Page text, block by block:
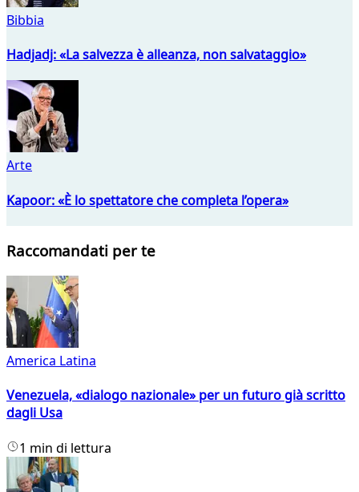
Bibbia
Hadjadj: «La salvezza è alleanza, non salvataggio»
Arte
Kapoor: «È lo spettatore che completa l’opera»
Raccomandati per te
America Latina
Venezuela, «dialogo nazionale» per un futuro già scritto
dagli Usa
1 min di lettura